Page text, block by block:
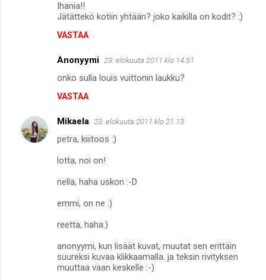
Ihania!!
Jätättekö kotiin yhtään? joko kaikilla on kodit? :)
VASTAA
Anonyymi 23. elokuuta 2011 klo 14.51
onko sulla louis vuittonin laukku?
VASTAA
Mikaela 23. elokuuta 2011 klo 21.13
petra, kiiitoos :)
lotta, noi on!
nella, haha uskon :-D
emmi, on ne :)
reetta, haha:)
anonyymi, kun lisäät kuvat, muutat sen erittäin
suureksi kuvaa klikkaamalla. ja teksin rivityksen
muuttaa vaan keskelle :-)